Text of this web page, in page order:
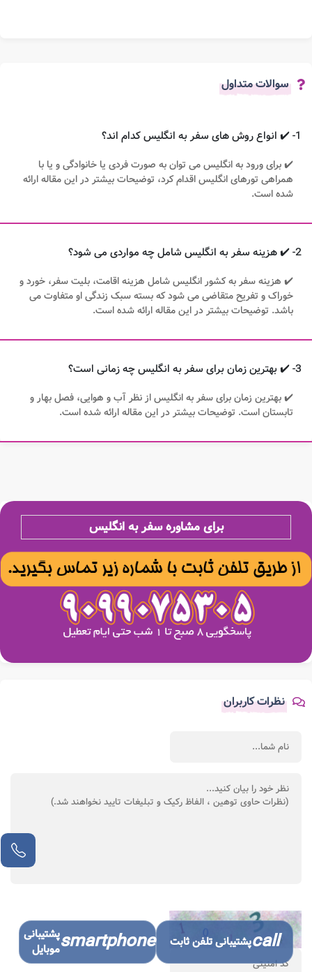
سوالات متداول
1- ✔️ انواع روش های سفر به انگلیس کدام اند؟
✔️ برای ورود به انگلیس می توان به صورت فردی یا خانوادگی و یا با
همراهی تورهای انگلیس اقدام کرد، توضیحات بیشتر در این مقاله ارائه
شده است.
2- ✔️ هزینه سفر به انگلیس شامل چه مواردی می شود؟
✔️ هزینه سفر به کشور انگلیس شامل هزینه اقامت، بلیت سفر، خورد و
خوراک و تفریح متقاضی می شود که بسته سبک زندگی او متفاوت می
باشد. توضیحات بیشتر در این مقاله ارائه شده است.
3- ✔️ بهترین زمان برای سفر به انگلیس چه زمانی است؟
✔️ بهترین زمان برای سفر به انگلیس از نظر آب و هوایی، فصل بهار و
تابستان است. توضیحات بیشتر در این مقاله ارائه شده است.
برای مشاوره سفر به انگلیس
نظرات کاربران
callپشتیبانی تلفن ثابت smartphoneپشتیبانی
موبایل